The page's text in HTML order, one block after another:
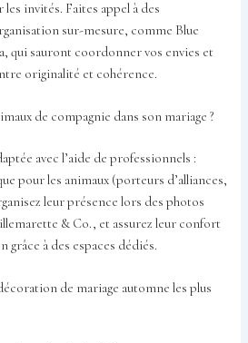
invités. Faites appel à des
sur-mesure, comme Blue
qui sauront coordonner vos envies et
originalité et cohérence.
de compagnie dans son mariage ?
avec l’aide de professionnels :
pour les animaux (porteurs d’alliances,
leur présence lors des photos
& Co., et assurez leur confort
grâce à des espaces dédiés.
de mariage automne les plus